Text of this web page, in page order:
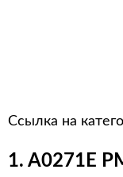
Ссылка на
1. A0271E